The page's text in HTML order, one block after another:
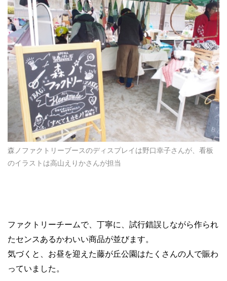
森ノファクトリーブースのディスプレイは野口幸子さんが、看板
のイラストは高山えりかさんが担当
ファクトリーチームで、丁寧に、試行錯誤しながら作られ
たセンスあるかわいい商品が並びます。
気づくと、お昼を迎えた藤が丘公園はたくさんの人で賑わ
っていました。